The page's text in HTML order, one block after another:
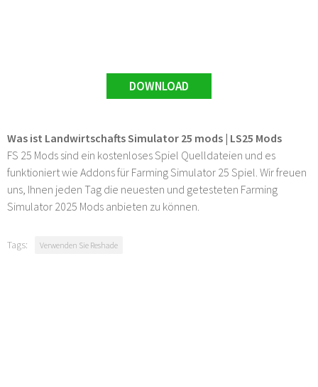
DOWNLOAD
Was ist Landwirtschafts Simulator 25 mods | LS25 Mods
FS 25 Mods sind ein kostenloses Spiel Quelldateien und es
funktioniert wie Addons für Farming Simulator 25 Spiel. Wir freuen
uns, Ihnen jeden Tag die neuesten und getesteten Farming
Simulator 2025 Mods anbieten zu können.
Tags: Verwenden Sie Reshade